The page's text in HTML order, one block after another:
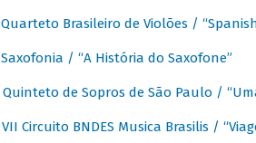
Quarteto Brasileiro de Violões /
Saxofonia / “A História do Saxofone”
Quinteto de Sopros de São Paulo /
VII Circuito BNDES Musica Brasilis /